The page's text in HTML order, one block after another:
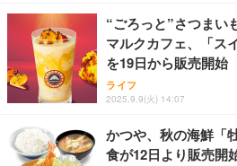
“ごろっと”さつまい
マルクカフェ、「ス
を19日から販売開始
ライフ
2025.9.9(火) 14:07
かつや、秋の海鮮「
食が12日より販売開